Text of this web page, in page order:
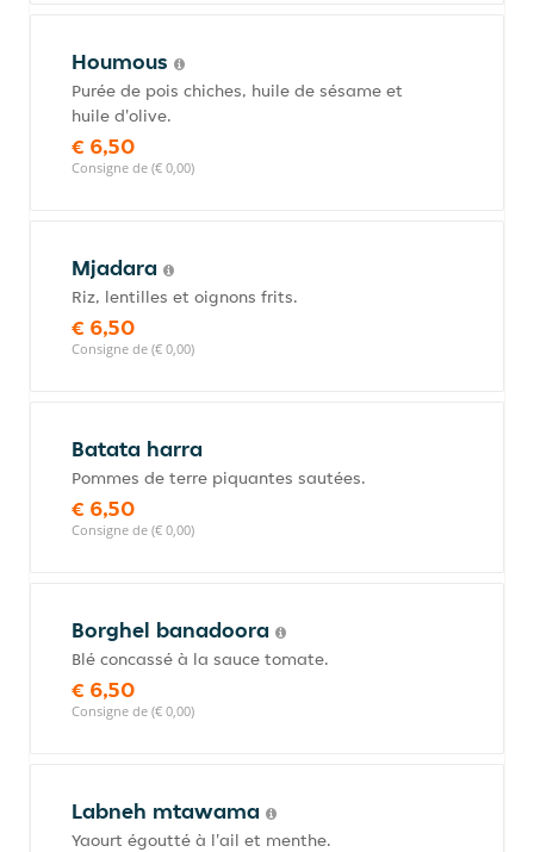
Houmous
Purée de pois chiches, huile de sésame et
huile d'olive.
€ 6,50
Consigne de (€ 0,00)
Mjadara
Riz, lentilles et oignons frits.
€ 6,50
Consigne de (€ 0,00)
Batata harra
Pommes de terre piquantes sautées.
€ 6,50
Consigne de (€ 0,00)
Borghel banadoora
Blé concassé à la sauce tomate.
€ 6,50
Consigne de (€ 0,00)
Labneh mtawama
Yaourt égoutté à l'ail et menthe.